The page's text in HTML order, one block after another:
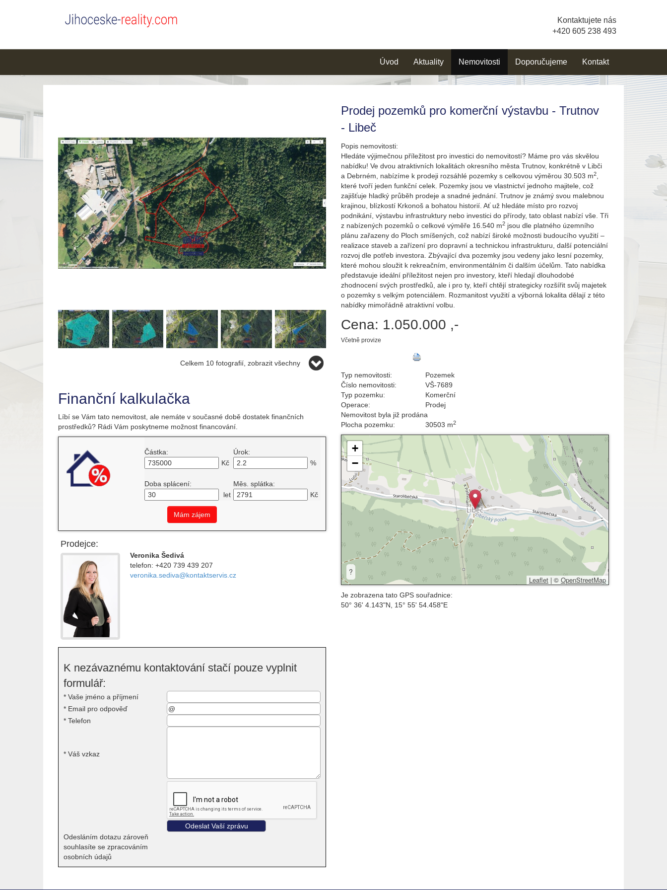
Kontaktujete nás
+420 605 238 493
Úvod Aktuality Nemovitosti Doporučujeme Kontakt
Celkem 10 fotografií, zobrazit všechny
Finanční kalkulačka
Líbí se Vám tato nemovitost, ale nemáte v současné době dostatek finančních
prostředků? Rádi Vám poskytneme možnost financování.
Částka:
Kč
Úrok:
%
Doba splácení:
let
Měs. splátka:
Kč
Mám zájem
Prodejce:
Veronika Šedivá
telefon: +420 739 439 207
veronika.sediva@kontaktservis.cz
K nezávaznému kontaktování stačí pouze vyplnit
formulář:
* Vaše jméno a příjmení
* Email pro odpověď
* Telefon
* Váš vzkaz
Odesláním dotazu zároveň
souhlasíte se zpracováním
osobních údajů
Prodej pozemků pro komerční výstavbu - Trutnov
- Libeč
Popis nemovitosti:
Hledáte výjimečnou příležitost pro investici do nemovitostí? Máme pro vás skvělou
nabídku! Ve dvou atraktivních lokalitách okresního města Trutnov, konkrétně v Libči
a Debrném, nabízíme k prodeji rozsáhlé pozemky s celkovou výměrou 30.503 m2
které tvoří jeden funkční celek. Pozemky jsou ve vlastnictví jednoho majitele, což
zajišťuje hladký průběh prodeje a snadné jednání. Trutnov je známý svou malebnou
krajinou, blízkostí Krkonoš a bohatou historií. Ať už hledáte místo pro rozvoj
podnikání, výstavbu infrastruktury nebo investici do přírody, tato oblast nabízí vše. Tři
z nabízených pozemků o celkové výměře 16.540 m2 jsou dle platného územního
plánu zařazeny do Ploch smíšených, což nabízí široké možnosti budoucího využití –
realizace staveb a zařízení pro dopravní a technickou infrastrukturu, další potenciální
rozvoj dle potřeb investora. Zbývající dva pozemky jsou vedeny jako lesní pozemky,
které mohou sloužit k rekreačním, environmentálním či dalším účelům. Tato nabídka
představuje ideální příležitost nejen pro investory, kteří hledají dlouhodobé
zhodnocení svých prostředků, ale i pro ty, kteří chtějí strategicky rozšířit svůj majetek
o pozemky s velkým potenciálem. Rozmanitost využití a výborná lokalita dělají z této
nabídky mimořádně atraktivní volbu.
Cena: 1.050.000 ,-
Včetně provize
Typ nemovitosti:
Pozemek
Číslo nemovitosti:
VŠ-7689
Typ pozemku:
Komerční
Operace:
Prodej
Nemovitost byla již prodána
Plocha pozemku:
30503 m2
+
−
?
Leaflet | © OpenStreetMap
Je zobrazena tato GPS souřadnice:
50° 36' 4.143"N, 15° 55' 54.458"E